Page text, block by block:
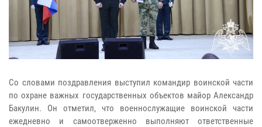
Со словами поздравления выступил командир воинской части
по охране важных государственных объектов майор Александр
Бакулин. Он отметил, что военнослужащие воинской части
ежедневно и самоотверженно выполняют ответственные